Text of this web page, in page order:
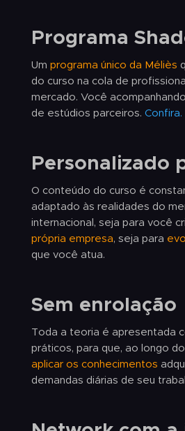
Programa
Um programa único da Méliès
do curso na cola de
mercado. Você
de estúdios parceiros. Confira.
Personalizado
O conteúdo do curso é
adaptado às realidades do
internacional, seja para você
própria empresa, seja para
que você atua.
Sem enrolação
Toda a teoria é apresentada
práticos, para que, ao longo
aplicar os conhecimentos
demandas diárias de seu